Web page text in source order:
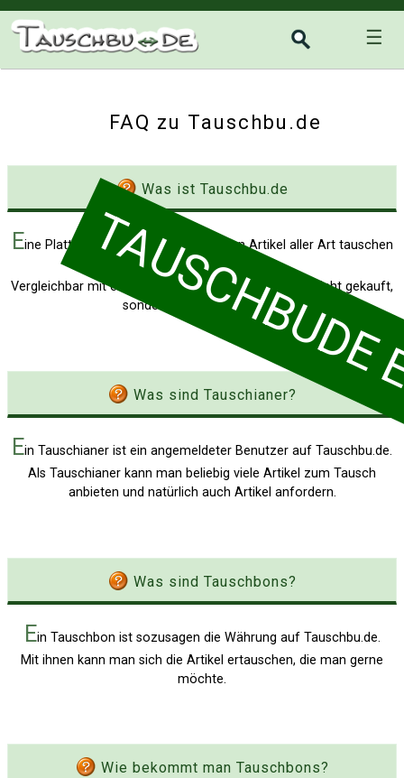
☰
FAQ zu Tauschbu.de
Was ist Tauschbu.de
Eine Plattform im Internet auf der man Artikel aller Art tauschen
kann.
Vergleichbar mit einem Marktplatz, auf dem Waren nicht gekauft,
sondern getauscht werden.
Was sind Tauschianer?
Ein Tauschianer ist ein angemeldeter Benutzer auf Tauschbu.de.
Als Tauschianer kann man beliebig viele Artikel zum Tausch
anbieten und natürlich auch Artikel anfordern.
Was sind Tauschbons?
Ein Tauschbon ist sozusagen die Währung auf Tauschbu.de.
Mit ihnen kann man sich die Artikel ertauschen, die man gerne
möchte.
Wie bekommt man Tauschbons?